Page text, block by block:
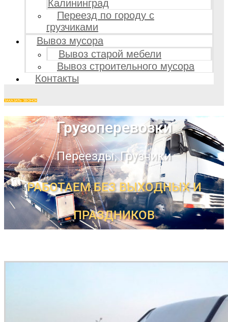
Калининград
Переезд по городу с
грузчиками
Вывоз мусора
Вывоз старой мебели
Вывоз строительного мусора
Контакты
ЗАКАЗАТЬ ЗВОНОК
Грузоперевозки
Переезды, Грузчики
РАБОТАЕМ БЕЗ ВЫХОДНЫХ И
ПРАЗДНИКОВ